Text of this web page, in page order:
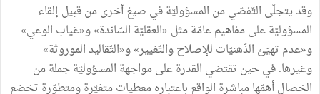
وقديتجلّى التّفصّيمن المسؤوليّةفي صيغأخرىمنقبيل إلقاء
المسؤوليّةعلىمفاهيمعامّةمثل «العقليّة السّائدة»و«غياب الوعي»
و«عدم تهيّئ الذّهنيّات للإصلاحوالتّغيير»و«التّقاليدالموروثة»
وغيرها.فيحين تقتضي القدرةعلىمواجهة المسؤوليّةجملةمن
الخصالأهمّهامباشرة الواقع باعتبارهمعطياتمتغيّرةومتطوّرة تخضع